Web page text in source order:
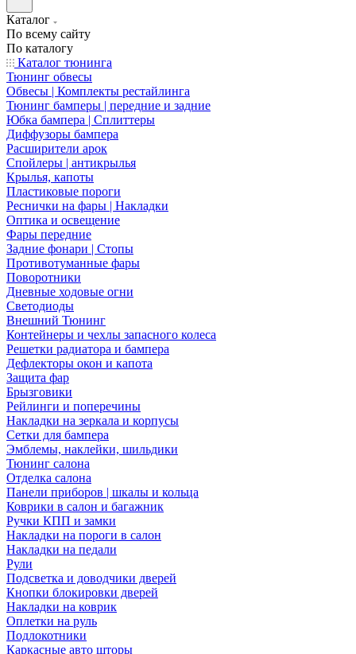
Каталог
По всему сайту
По каталогу
Каталог тюнинга
Тюнинг обвесы
Обвесы | Комплекты рестайлинга
Тюнинг бамперы | передние и задние
Юбка бампера | Сплиттеры
Диффузоры бампера
Расширители арок
Спойлеры | антикрылья
Крылья, капоты
Пластиковые пороги
Реснички на фары | Накладки
Оптика и освещение
Фары передние
Задние фонари | Стопы
Противотуманные фары
Поворотники
Дневные ходовые огни
Светодиоды
Внешний Тюнинг
Контейнеры и чехлы запасного колеса
Решетки радиатора и бампера
Дефлекторы окон и капота
Защита фар
Брызговики
Рейлинги и поперечины
Накладки на зеркала и корпусы
Сетки для бампера
Эмблемы, наклейки, шильдики
Тюнинг салона
Отделка салона
Панели приборов | шкалы и кольца
Коврики в салон и багажник
Ручки КПП и замки
Накладки на пороги в салон
Накладки на педали
Рули
Подсветка и доводчики дверей
Кнопки блокировки дверей
Накладки на коврик
Оплетки на руль
Подлокотники
Каркасные авто шторы